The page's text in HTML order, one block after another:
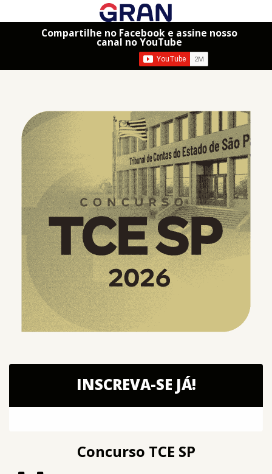
Compartilhe no Facebook e assine nosso
canal no YouTube
INSCREVA-SE JÁ!
Concurso TCE SP